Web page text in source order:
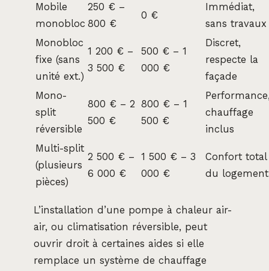
Mobile
monobloc
250 € –
800 €
0 €
Immédiat,
sans travaux
Monobloc
fixe (sans
unité ext.)
1 200 € –
3 500 €
500 € – 1
000 €
Discret,
respecte la
façade
Mono-
split
réversible
800 € – 2
500 €
800 € – 1
500 €
chauffage
inclus
Multi-split
(plusieurs
pièces)
2 500 € –
6 000 €
1 500 € – 3
000 €
Confort total
du logement
L’installation d’une pompe à chaleur air-
air, ou climatisation réversible, peut
ouvrir droit à certaines aides si elle
remplace un système de chauffage